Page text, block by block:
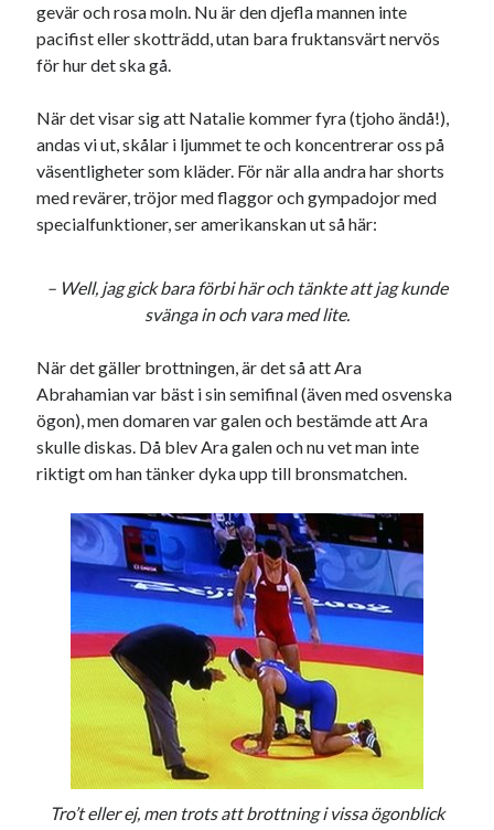
historia hotell jobb
Julkalenderfacit
julkalendern 2021 Julkalendern 2024 konst
kåseri lifvet Lund mat minne
minnen mode museum musik
nostalgi ord radio recept
reklam resa sekrutt skola
språk språkpolis
Stockholm svenska tips
USA
Fantastiskt välformulerad moderecensent
Onödiga citattecken
Dessa har något helt annat gemensamt
En amerikansk språkpolis
Fula biblioteksböcker
Egna länkar
Bokstävlar & AI – mitt levebröd. Gå en kurs!
gevär och rosa moln. Nu är den djefla mannen inte
pacifist eller skotträdd, utan bara fruktansvärt nervös
för hur det ska gå.
När det visar sig att Natalie kommer fyra (tjoho ändå!),
andas vi ut, skålar i ljummet te och koncentrerar oss på
väsentligheter som kläder. För när alla andra har shorts
med revärer, tröjor med flaggor och gympadojor med
specialfunktioner, ser amerikanskan ut så här:
– Well, jag gick bara förbi här och tänkte att jag kunde
svänga in och vara med lite.
När det gäller brottningen, är det så att Ara
Abrahamian var bäst i sin semifinal (även med osvenska
ögon), men domaren var galen och bestämde att Ara
skulle diskas. Då blev Ara galen och nu vet man inte
riktigt om han tänker dyka upp till bronsmatchen.
Tro’t eller ej, men trots att brottning i vissa ögonblick